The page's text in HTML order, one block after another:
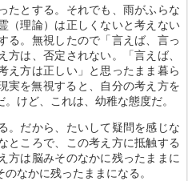
たとする。それでも、雨がふらな
（理論）は正しくないと考えない
る。無視したので「言えば、言っ
は、否定されない。「言えば、
え方は正しい」と思ったまま暮ら
を無視すると、自分の考え方を
けど、これは、幼稚な態度だ。
。だから、たいして疑問を感じな
ところで、この考え方に抵触する
方は脳みそのなかに残ったままに
なかに残ったままになる。